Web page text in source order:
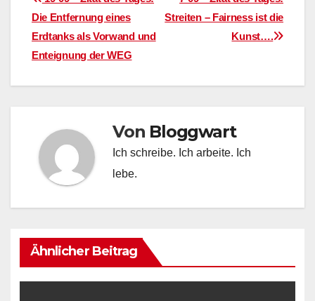
Streiten – Fairness ist die
Kunst….
Die Entfernung eines
Erdtanks als Vorwand und
Enteignung der WEG
Von Bloggwart
Ich schreibe. Ich arbeite. Ich
lebe.
Ähnlicher Beitrag